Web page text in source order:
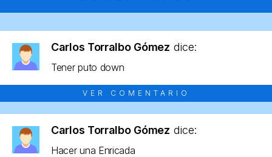
Carlos Torralbo Gómez dice:
Tener puto down
VER COMENTARIO
Carlos Torralbo Gómez dice:
Hacer una Enricada